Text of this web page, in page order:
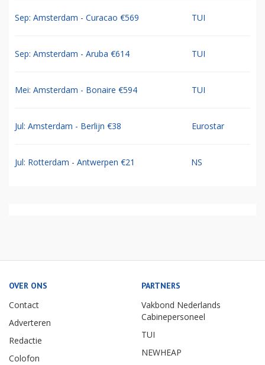
Sep: Amsterdam - Curacao €569 TUI
Sep: Amsterdam - Aruba €614 TUI
Mei: Amsterdam - Bonaire €594 TUI
Jul: Amsterdam - Berlijn €38 Eurostar
Jul: Rotterdam - Antwerpen €21 NS
OVER ONS
Contact
Adverteren
Redactie
Colofon
PARTNERS
Vakbond Nederlands
Cabinepersoneel
TUI
NEWHEAP